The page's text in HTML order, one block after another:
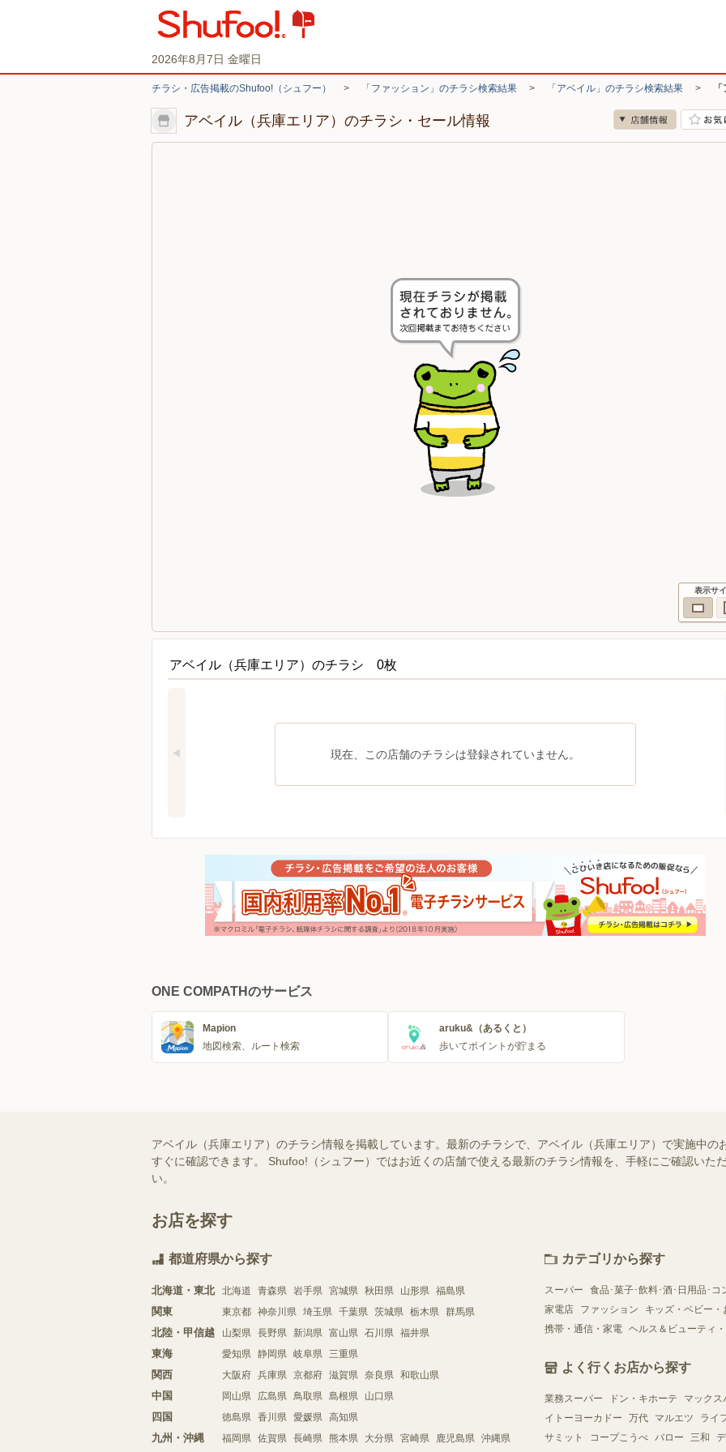
2026年8月7日 金曜日
チラシ・広告掲載のShufoo!（シュフー） > 「ファッション」のチラシ検索結果 > 「アベイル」のチラシ検索結果 >
アベイル（兵庫エリア）のチラシ・セール情報
表示サ
アベイル（兵庫エリア）のチラシ 0枚
現在、この店舗のチラシは登録されていません。
ONE COMPATHのサービス
Mapion
地図検索、ルート検索
aruku&（あるくと）
歩いてポイントが貯まる
アベイル（兵庫エリア）のチラシ情報を掲載しています。最新のチラシで、アベイル（兵庫エリア）で実施中
すぐに確認できます。 Shufoo!（シュフー）ではお近くの店舗で使える最新のチラシ情報を、手軽にご確認いた
い。
お店を探す
都道府県から探す
北海道・東北 北海道 青森県 岩手県 宮城県 秋田県 山形県 福島県
関東 東京都 神奈川県 埼玉県 千葉県 茨城県 栃木県 群馬県
北陸・甲信越 山梨県 長野県 新潟県 富山県 石川県 福井県
東海 愛知県 静岡県 岐阜県 三重県
関西 大阪府 兵庫県 京都府 滋賀県 奈良県 和歌山県
中国 岡山県 広島県 鳥取県 島根県 山口県
四国 徳島県 香川県 愛媛県 高知県
九州・沖縄 福岡県 佐賀県 長崎県 熊本県 大分県 宮崎県 鹿児島県 沖縄県
カテゴリから探す
スーパー
食品･菓子･飲料･酒･日用品･コ
家電店
ファッション
キッズ・ベビー・
携帯・通信・家電 ヘルス＆ビューティ
よく行くお店から探す
業務スーパー ドン・キホーテ
マックス
イトーヨーカドー
万代 マルエツ
ライ
サミット
コープこうべ バロー 三和